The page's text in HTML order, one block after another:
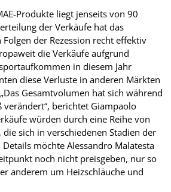
Produkte liegt jenseits von 90
der Verkäufe hat das
der Rezession recht effektiv
die Verkäufe aufgrund
in diesem Jahr
diese Verluste in anderen Märkten
Gesamtvolumen hat sich während
verändert“, berichtet Giampaolo
würden durch eine Reihe von
sich in verschiedenen Stadien der
möchte Alessandro Malatesta
noch nicht preisgeben, nur so
anderem um Heizschläuche und